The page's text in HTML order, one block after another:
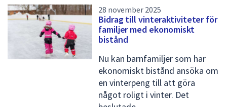
något
av
dem.
i
s
28 november 2025
Bidrag till vinteraktiviteter för
familjer med ekonomiskt
bistånd
Nu kan barnfamiljer som har
ekonomiskt bistånd ansöka om
en vinterpeng till att göra
något roligt i vinter. Det